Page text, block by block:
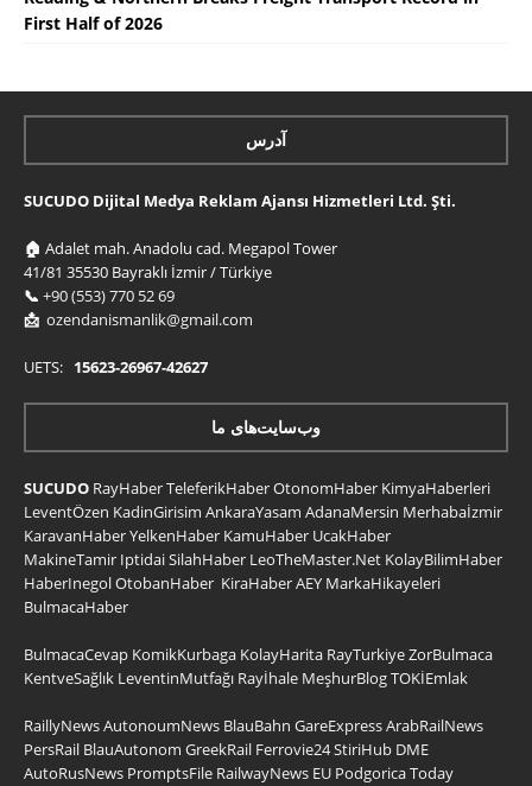
First Half of 2026
آدرس
SUCUDO Dijital Medya Reklam Ajansı Hizmetleri Ltd. Şti.
🏠 Adalet mah. Anadolu cad. Megapol Tower
41/81 35530 Bayraklı İzmir / Türkiye
📞 +90 (553) 770 52 69
📩 ozendanismanlik@gmail.com
UETS: 15623-26967-42627
وب‌سایت‌های ما
SUCUDO RayHaberTeleferikHaberOtonomHaber KimyaHaberleri
LeventÖzen KadinGirisim AnkaraYasam AdanaMersin Merhabaİzmir
KaravanHaberYelkenHaber KamuHaber UcakHaber
MakineTamir IptidaiSilahHaber LeoTheMaster.Net KolayBilimHaber
HaberInegolOtobanHaber KiraHaberAEY MarkaHikayeleri
BulmacaHaber
BulmacaCevap KomikKurbaga KolayHarita RayTurkiyeZorBulmaca
KentveSağlık LeventinMutfağı Rayİhale MeşhurBlogTOKİEmlak
RaillyNewsAutonoumNews BlauBahn GareExpressArabRailNews
PersRail BlauAutonom GreekRail Ferrovie24StiriHub DME
AutoRusNews PromptsFile RailwayNews EU Podgorica Today